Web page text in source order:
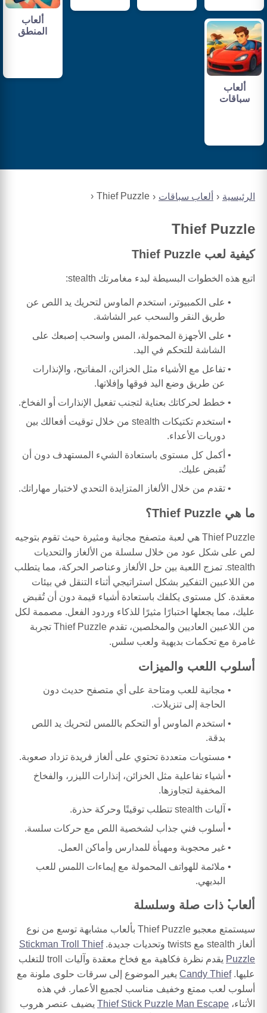
الرئيسية ألعاب سباقات Thief Puzzle
Thief Puzzle
كيفية لعب Thief Puzzle
اتبع هذه الخطوات البسيطة لبدء مغامرتك stealth:
على الكمبيوتر، استخدم الماوس لتحريك يد اللص عن
طريق النقر والسحب عبر الشاشة.
على الأجهزة المحمولة، المس واسحب إصبعك على
الشاشة للتحكم في اليد.
تفاعل مع الأشياء مثل الخزائن، المفاتيح، والإنذارات
عن طريق وضع اليد فوقها وإفلاتها.
خطط لحركاتك بعناية لتجنب تفعيل الإنذارات أو الفخاخ.
استخدم تكتيكات stealth من خلال توقيت أفعالك بين
دوريات الأعداء.
أكمل كل مستوى باستعادة الشيء المستهدف دون أن
تُقبض عليك.
تقدم من خلال الألغاز المتزايدة التحدي لاختبار مهاراتك.
ما هي Thief Puzzle؟
Thief Puzzle هي لعبة متصفح مجانية ومثيرة حيث تقوم بتوجيه
لص على شكل عود من خلال سلسلة من الألغاز والتحديات
stealth. تمزج اللعبة بين حل الألغاز وعناصر الحركة، مما يتطلب
من اللاعبين التفكير بشكل استراتيجي أثناء التنقل في بيئات
معقدة. كل مستوى يكلفك باستعادة أشياء قيمة دون أن تُقبض
عليك، مما يجعلها اختبارًا مثيرًا للذكاء وردود الفعل. مصممة لكل
من اللاعبين العاديين والمخلصين، تقدم Thief Puzzle تجربة
غامرة مع تحكمات بديهية ولعب سلس.
أسلوب اللعب والميزات
مجانية للعب ومتاحة على أي متصفح حديث دون
الحاجة إلى تنزيلات.
استخدم الماوس أو التحكم باللمس لتحريك يد اللص
بدقة.
مستويات متعددة تحتوي على ألغاز فريدة تزداد صعوبة.
أشياء تفاعلية مثل الخزائن، إنذارات الليزر، والفخاخ
المخفية لتجاوزها.
آليات stealth تتطلب توقيتًا وحركة حذرة.
أسلوب فني جذاب لشخصية اللص مع حركات سلسة.
غير محجوبة ومهيأة للمدارس وأماكن العمل.
ملائمة للهواتف المحمولة مع إيماءات اللمس للعب
البديهي.
ألعاب ذات صلة وسلسلة
سيستمتع معجبو Thief Puzzle بألعاب مشابهة توسع من نوع
ألغاز stealth مع twists وتحديات جديدة.
Stickman Troll Thief
Puzzle
يقدم نظرة فكاهية مع فخاخ معقدة وآليات troll للتغلب
عليها.Candy Thief يغير الموضوع إلى سرقات حلوى ملونة مع
أسلوب لعب ممتع وخفيف مناسب لجميع الأعمار. في هذه
الأثناء، Thief Stick Puzzle Man Escape يضيف عنصر هروب
ألعاب
المنطق
ألعاب
سباقات